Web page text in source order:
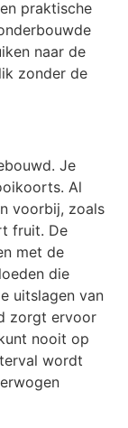
praktische
naar de
zonder de
Je
Al
voorbij, zoals
fruit. De
met de
die
uitslagen van
zorgt ervoor
nooit op
wordt